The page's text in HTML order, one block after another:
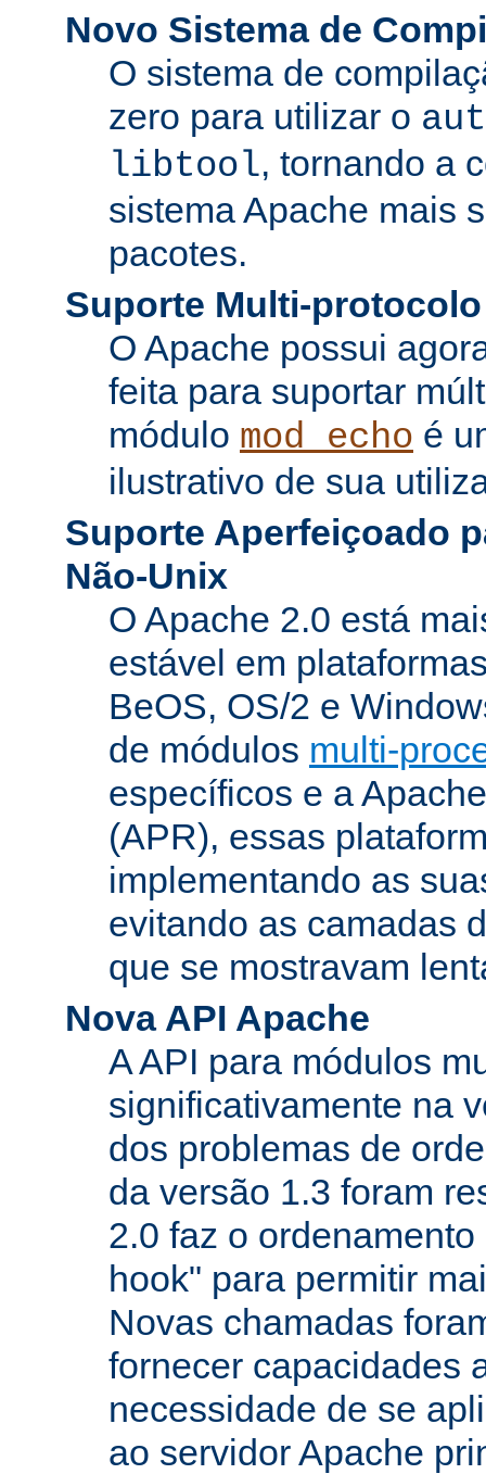
Novo Sistema de
O sistema de
zero para utilizar o
libtool, tornando a
sistema Apache mais
pacotes.
Suporte Multi-protocolo
O Apache possui
feita para suportar
módulo mod_echo é
ilustrativo de sua
Suporte Aperfeiçoado
Não-Unix
O Apache 2.0 está
estável em
BeOS, OS/2 e
de módulos multi-
específicos e a
(APR), essas
implementando as
evitando as camadas
que se mostravam
Nova API Apache
A API para módulos
significativamente na
dos problemas de
da versão 1.3 foram
2.0 faz o
hook" para permitir
Novas chamadas
fornecer capacidades
necessidade de se
ao servidor Apache